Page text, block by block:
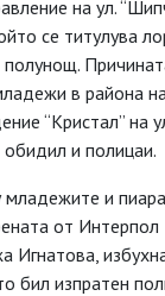
на ул.
се титулува
в района
“Кристал” на
обидил и полицаи.
и
от Интерпол
Игнатова,
бил изпратен